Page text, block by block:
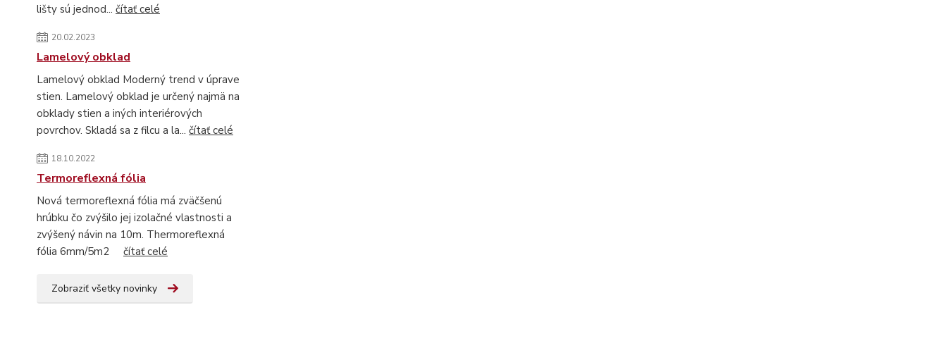
lišty sú jednod... čítať celé
20.02.2023
Lamelový obklad
Lamelový obklad Moderný trend v úprave
stien. Lamelový obklad je určený najmä na
obklady stien a iných interiérových
povrchov. Skladá sa z filcu a la... čítať celé
18.10.2022
Termoreflexná fólia
Nová termoreflexná fólia má zväčšenú
hrúbku čo zvýšilo jej izolačné vlastnosti a
zvýšený návin na 10m. Thermoreflexná
fólia 6mm/5m2 čítať celé
Zobraziť všetky novinky